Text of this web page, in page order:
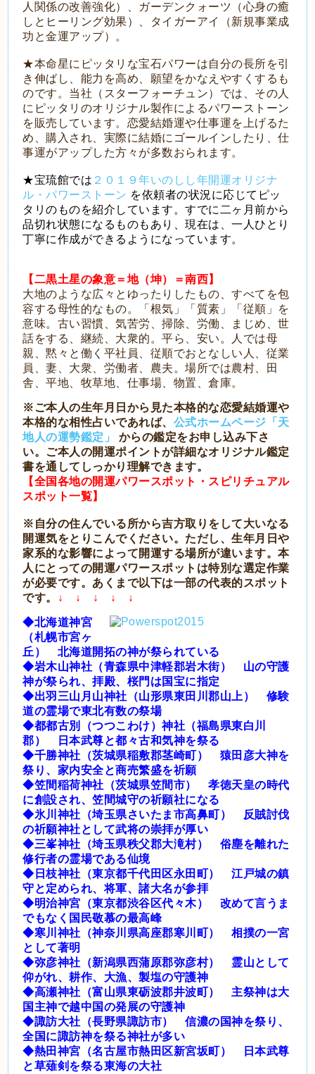
人関係の改善強化）、ガーデンクォーツ（心身の癒
しとヒーリング効果）、タイガーアイ（新規事業成
功と金運アップ）。
★本命星にピッタリな宝石パワーは自分の長所を引
き伸ばし、能力を高め、願望をかなえやすくするも
のです。当社（スターフォーチュン）では、その人
にピッタリのオリジナル製作によるパワーストーン
を販売しています。恋愛結婚運や仕事運を上げるた
め、購入され、実際に結婚にゴールインしたり、仕
事運がアップした方々が多数おられます。
★宝琉館では ２０１９年いのしし年開運オリジナ
ル・パワーストーン を依頼者の状況に応じてピッ
タリのものを紹介しています。すでに二ヶ月前から
品切れ状態になるものもあり、現在は、一人ひとり
丁寧に作成ができるようになっています。
【二黒土星の象意＝地（坤）＝南西】
大地のような広々とゆったりしたもの、すべてを包
容する母性的なもの。「根気」「質素」「従順」を
意味。古い習慣、気苦労、掃除、労働、まじめ、世
話をする、継続、大衆的。平ら、安い。人では母
親、黙々と働く平社員、従順でおとなしい人、従業
員、妻、大衆、労働者、農夫。場所では農村、田
舎、平地、牧草地、仕事場、物置、倉庫。
※ご本人の生年月日から見た本格的な恋愛結婚運や
本格的な相性占いであれば、 公式ホームページ「天
地人の運勢鑑定」
からの鑑定をお申し込み下さ
い。ご本人の開運ポイントが詳細なオリジナル鑑定
書を通してしっかり理解できます。
【全国各地の開運パワースポット・スピリチュアル
スポット一覧】
※自分の住んでいる所から吉方取りをして大いなる
開運気をとりこんでください。ただし、生年月日や
家系的な影響によって開運する場所が違います。本
人にとっての開運パワースポットは特別な選定作業
が必要です。あくまで以下は一部の代表的スポット
です。
↓ ↓ ↓ ↓ ↓
◆北海道神宮
（札幌市宮ヶ
丘） 北海道開拓の神が祭られている
◆岩木山神社（青森県中津軽郡岩木街） 山の守護
神が祭られ、拝殿、桜門は国宝に指定
◆出羽三山月山神社（山形県東田川郡山上） 修験
道の霊場で東北有数の祭場
◆都都古別（つつこわけ）神社（福島県東白川
郡） 日本武尊と都々古和気神を祭る
◆千勝神社（茨城県稲敷郡茎崎町） 猿田彦大神を
祭り、家内安全と商売繁盛を祈願
◆笠間稲荷神社（茨城県笠間市） 孝徳天皇の時代
に創設され、笠間城守の祈願社になる
◆氷川神社（埼玉県さいたま市高鼻町） 反賊討伐
の祈願神社として武将の崇拝が厚い
◆三峯神社（埼玉県秩父郡大滝村） 俗塵を離れた
修行者の霊場である仙境
◆日枝神社（東京都千代田区永田町） 江戸城の鎮
守と定められ、将軍、諸大名が参拝
◆明治神宮（東京都渋谷区代々木） 改めて言うま
でもなく国民敬慕の最高峰
◆寒川神社（神奈川県高座郡寒川町） 相撲の一宮
として著明
◆弥彦神社（新潟県西蒲原郡弥彦村） 霊山として
仰がれ、耕作、大漁、製塩の守護神
◆高瀬神社（富山県東砺波郡井波町） 主祭神は大
国主神で越中国の発展の守護神
◆諏訪大社（長野県諏訪市） 信濃の国神を祭り、
全国に諏訪神を祭る神社が多い
◆熱田神宮（名古屋市熱田区新宮坂町） 日本武尊
と草薙剣を祭る東海の大社